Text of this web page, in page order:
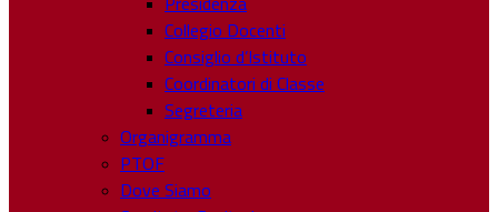
Collegio Docenti
Consiglio d’Istituto
Coordinatori di Classe
Segreteria
Organigramma
PTOF
Dove Siamo